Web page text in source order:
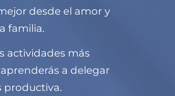
desde el amor y
familia.
actividades más
a delegar
productiva.